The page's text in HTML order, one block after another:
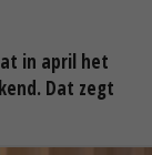
in april het
Dat zegt